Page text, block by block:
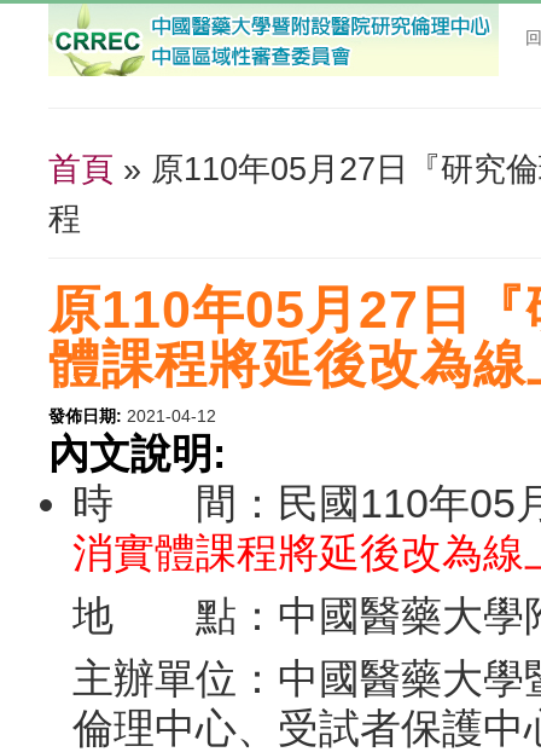
您在這裡
首頁 » 原110年05月27日『研究
程
原110年05月27日
體課程將延後改為線
發佈日期: 2021-04-12
內文說明:
時 間：民國110年05月
消實體課程將延後改為線
地 點：中國醫藥大學
主辦單位：中國醫藥大
倫理中心、受試者保護中